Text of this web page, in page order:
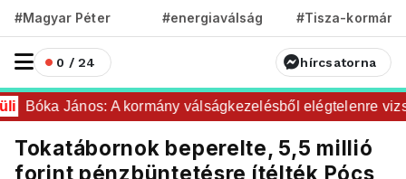
#Magyar Péter #energiaválság #Tisza-kormány
0 / 24 hírcsatorna
Bóka János: A kormány válságkezelésből elégtelenre
Tokatábornok beperelte, 5,5 millió
forint pénzbüntetésre ítélték Pócs